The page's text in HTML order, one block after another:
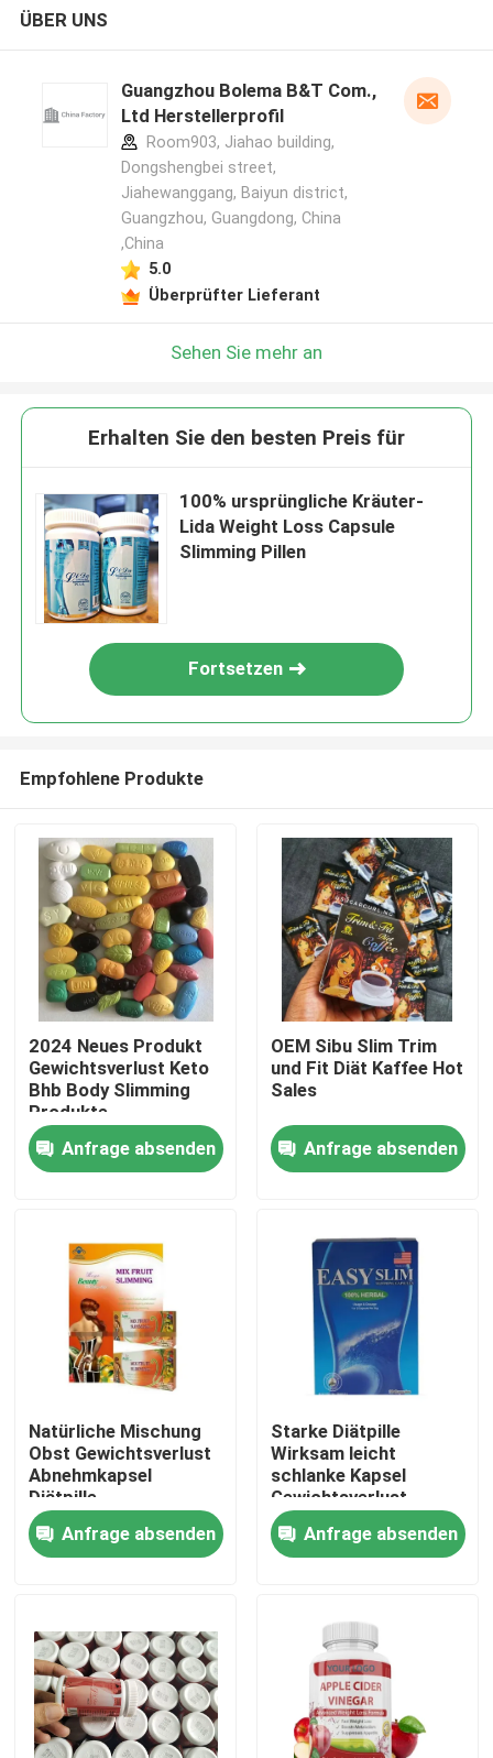
Haus
Videos
Über uns
Fabrik-Ausflug
Qualitätskontrolle
Treten Sie mit uns in Verbindung
Mann-Kräuterergänzungen
Kräuterergänzung Maca
ÜBER UNS
Guangzhou Bolema B&T Com.,
Ltd Herstellerprofil
Room903, Jiahao building,
Dongshengbei street,
Jiahewanggang, Baiyun district,
Guangzhou, Guangdong, China
,China
5.0
Überprüfter Lieferant
Sehen Sie mehr an
Erhalten Sie den besten Preis für
100% ursprüngliche Kräuter-
Lida Weight Loss Capsule
Slimming Pillen
Fortsetzen
Empfohlene Produkte
2024 Neues Produkt
Gewichtsverlust Keto
Bhb Body Slimming
Produkte
Anfrage absenden
OEM Sibu Slim Trim
und Fit Diät Kaffee Hot
Sales
Anfrage absenden
Natürliche Mischung
Obst Gewichtsverlust
Abnehmkapsel
Diätpille
Anfrage absenden
Starke Diätpille
Wirksam leicht
schlanke Kapsel
Gewichtsverlust
Produkt
Anfrage absenden